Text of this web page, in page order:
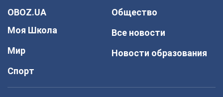
OBOZ.UA
Моя Школа
Мир
Спорт
Общество
Все новости
Новости образования